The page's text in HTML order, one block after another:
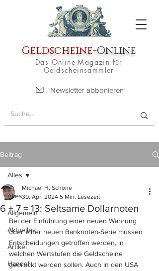
Geldscheine-Online
Das Online-Magazin für
Geldscheinsammler
Newsletter abbonieren
Beitrag
Alles
Allgemein
Aktuelles
Artikel
Handel
Alles
6 + 7 = 13: Seltsame Dollarnoten
Michael H. Schöne
30. Apr. 2024 5 Min. Lesezeit
Bei der Einführung einer neuen Währung
oder einer neuen Banknoten-Serie müssen
Entscheidungen getroffen werden, in
welchen Wertstufen die Geldscheine
gedruckt werden sollen. Auch in den USA